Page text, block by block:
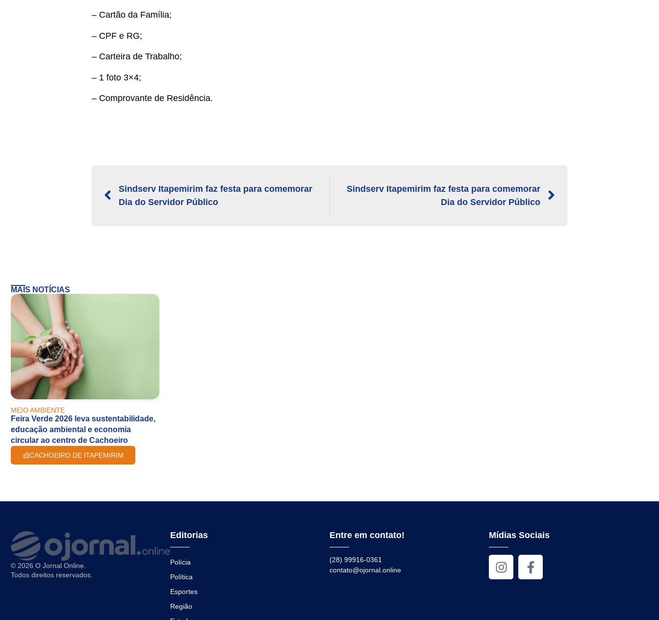
– Cartão da Família;
– CPF e RG;
– Carteira de Trabalho;
– 1 foto 3×4;
– Comprovante de Residência.
Sindserv Itapemirim faz festa para comemorar
Dia do Servidor Público
Sindserv Itapemirim faz festa para comemorar
Dia do Servidor Público
MAIS NOTÍCIAS
MEIO AMBIENTE
Feira Verde 2026 leva sustentabilidade,
educação ambiental e economia
circular ao centro de Cachoeiro
CACHOEIRO DE ITAPEMIRIM
© 2026 O Jornal Online.
Todos direitos reservados.
Editorias
Polícia
Política
Esportes
Região
Entre em contato!
(28) 99916-0361
contato@ojornal.online
Mídias Sociais